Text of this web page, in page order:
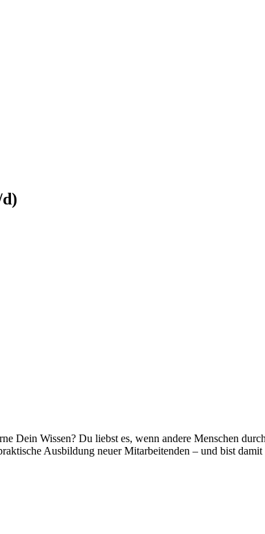
Dein Wissen? Du liebst es, wenn andere Menschen
Ausbildung neuer Mitarbeitenden – und bist